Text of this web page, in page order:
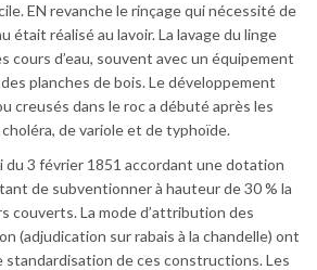
EN revanche le rinçage qui nécessité de
était réalisé au lavoir. La lavage du linge
cours d’eau, souvent avec un équipement
planches de bois. Le développement
creusés dans le roc a débuté après les
de variole et de typhoïde.
du 3 février 1851 accordant une dotation
de subventionner à hauteur de 30 % la
couverts. La mode d’attribution des
(adjudication sur rabais à la chandelle) ont
standardisation de ces constructions. Les